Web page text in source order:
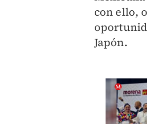
con ello,
Japón.